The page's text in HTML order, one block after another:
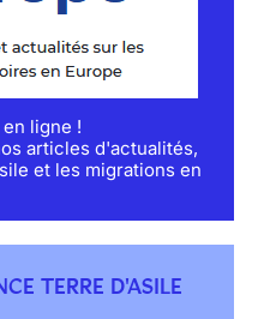
ligne !
articles d'actualités,
et les migrations en
TERRE D'ASILE